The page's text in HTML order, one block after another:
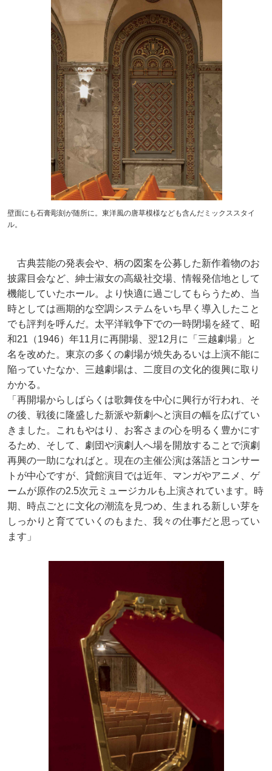
壁面にも石膏彫刻が随所に。東洋風の唐草模様なども含んだミックススタイ
ル。
古典芸能の発表会や、柄の図案を公募した新作着物のお
披露目会など、紳士淑女の高級社交場、情報発信地として
機能していたホール。より快適に過ごしてもらうため、当
時としては画期的な空調システムをいち早く導入したこと
でも評判を呼んだ。太平洋戦争下での一時閉場を経て、昭
和21（1946）年11月に再開場、翌12月に「三越劇場」と
名を改めた。東京の多くの劇場が焼失あるいは上演不能に
陥っていたなか、三越劇場は、二度目の文化的復興に取り
かかる。
「再開場からしばらくは歌舞伎を中心に興行が行われ、そ
の後、戦後に隆盛した新派や新劇へと演目の幅を広げてい
きました。これもやはり、お客さまの心を明るく豊かにす
るため、そして、劇団や演劇人へ場を開放することで演劇
再興の一助になればと。現在の主催公演は落語とコンサー
トが中心ですが、貸館演目では近年、マンガやアニメ、ゲ
ームが原作の2.5次元ミュージカルも上演されています。時
期、時点ごとに文化の潮流を見つめ、生まれる新しい芽を
しっかりと育てていくのもまた、我々の仕事だと思ってい
ます」